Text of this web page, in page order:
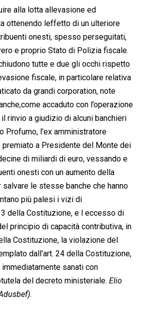
alla lotta allevasione ed
ottenendo leffetto di un ulteriore
onesti, spesso perseguitati,
e proprio Stato di Polizia fiscale.
tutte e due gli occhi rispetto
fiscale, in particolare relativa
da grandi corporation, note
accaduto con l’operazione
rinvio a giudizio di alcuni banchieri
Profumo, l’ex amministratore
premiato a Presidente del Monte dei
di miliardi di euro, vessando e
onesti con un aumento della
le stesse banche che hanno
più palesi i vizi di
della Costituzione, e l eccesso di
principio di capacità contributiva, in
Costituzione, la violazione del
dall’art. 24 della Costituzione,
sanati con
del decreto ministeriale. Elio